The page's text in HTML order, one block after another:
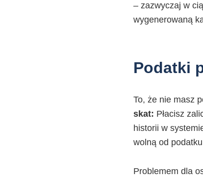
– zazwyczaj w
wygenerowaną
Podatki
To, że nie masz
skat: Płacisz
historii w
wolną od
Problemem dla